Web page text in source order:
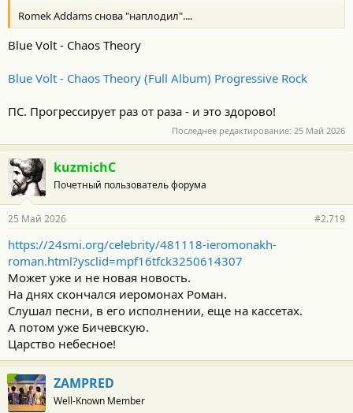
и
:
Romek Addams снова "наплодил"....
Blue Volt - Chaos Theory
Blue Volt - Chaos Theory (Full Album) Progressive Rock
ПС. Прогрессирует раз от раза - и это здорово!
Последнее редактирование: 25 Май 2026
kuzmichC
Почетный пользователь форума
25 Май 2026 #2.719
https://24smi.org/celebrity/481118-ieromonakh-
roman.html?ysclid=mpf16tfck3250614307
Может уже и не новая новость.
На днях скончался иеромонах Роман.
Слушал песни, в его исполнении, еще на кассетах.
А потом уже Бичевскую.
Царство небесное!
ZAMPRED
Well-Known Member